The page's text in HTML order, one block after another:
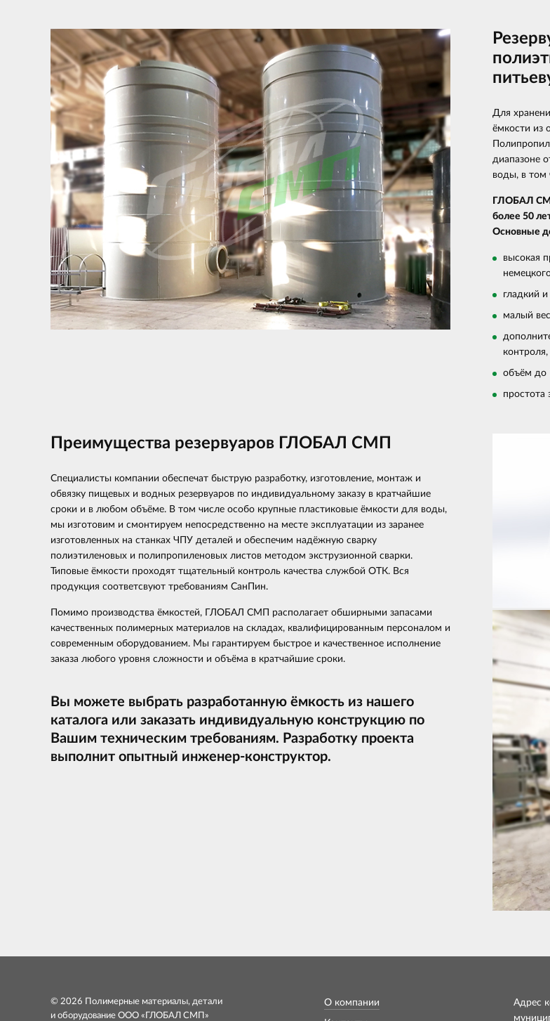
Для
ёмкости из
диапазоне
воды, в том
ГЛОБАЛ
более 50
Основные
высокая
гладкий
малый
объём до
простота
Преимущества резервуаров ГЛОБАЛ СМП
Специалисты компании обеспечат быструю разработку, изготовление, монтаж и
обвязку пищевых и водных резервуаров по индивидуальному заказу в кратчайшие
сроки и в любом объёме. В том числе особо крупные пластиковые ёмкости для воды,
мы изготовим и смонтируем непосредственно на месте эксплуатации из заранее
изготовленных на станках ЧПУ деталей и обеспечим надёжную сварку
полиэтиленовых и полипропиленовых листов методом экструзионной сварки.
Типовые ёмкости проходят тщательный контроль качества службой ОТК. Вся
продукция соответсвуют требованиям СанПин.
Помимо производства ёмкостей, ГЛОБАЛ СМП располагает обширными запасами
качественных полимерных материалов на складах, квалифицированным персоналом и
современным оборудованием. Мы гарантируем быстрое и качественное исполнение
заказа любого уровня сложности и объёма в кратчайшие сроки.
Вы можете выбрать разработанную ёмкость из нашего
каталога или заказать индивидуальную конструкцию по
Вашим техническим требованиям. Разработку проекта
выполнит опытный инженер-конструктор.
© 2026 Полимерные материалы, детали
и оборудование ООО «ГЛОБАЛ СМП»
О компании
Адрес